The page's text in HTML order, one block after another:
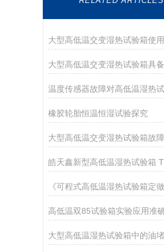
橡胶轮胎恒温恒湿试验探究